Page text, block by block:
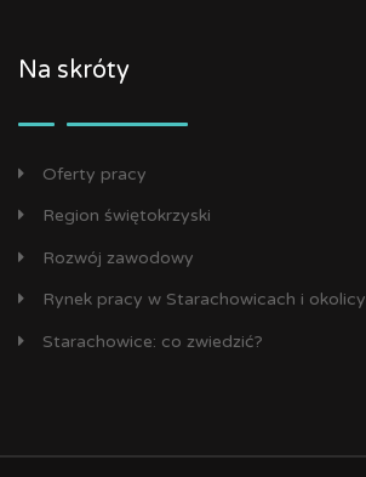
Na skróty
Oferty pracy
Region świętokrzyski
Rozwój zawodowy
Rynek pracy w Starachowicach i okolicy
Starachowice: co zwiedzić?